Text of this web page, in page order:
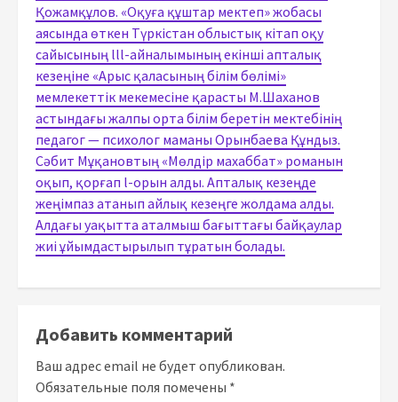
Қожамқұлов. «Оқуға құштар мектеп» жобасы
аясында өткен Түркістан облыстық кітап оқу
сайысының lll-айналымының екінші апталық
кезеңіне «Арыс қаласының білім бөлімі»
мемлекеттік мекемесіне қарасты М.Шаханов
астындағы жалпы орта білім беретін мектебінің
педагог — психолог маманы Орынбаева Құндыз.
Сәбит Мұқановтың «Мөлдір махаббат» романын
оқып, қорғап l-орын алды. Апталық кезеңде
жеңімпаз атанып айлық кезеңге жолдама алды.
Алдағы уақытта аталмыш бағыттағы байқаулар
жиі ұйымдастырылып тұратын болады.
Добавить комментарий
Ваш адрес email не будет опубликован.
Обязательные поля помечены *